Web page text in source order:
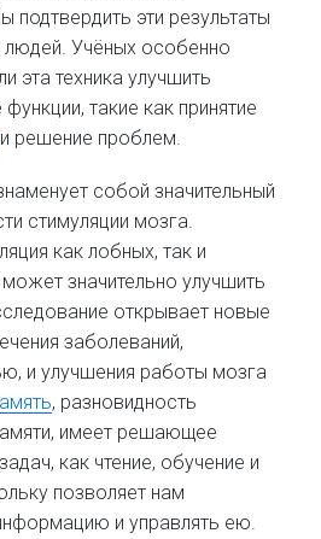
подтвердить эти результаты
людей. Учёных особенно
эта техника улучшить
такие как принятие
и решение проблем.
собой значительный
стимуляции мозга.
как лобных, так и
значительно улучшить
открывает новые
заболеваний,
и улучшения работы мозга
, разновидность
имеет решающее
как чтение, обучение и
позволяет нам
и управлять ею.